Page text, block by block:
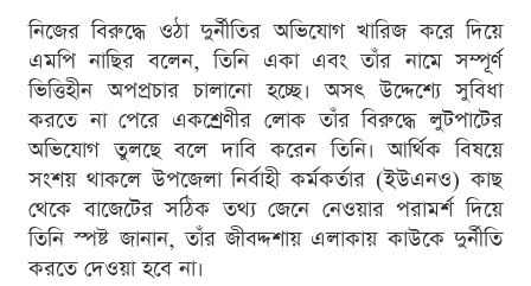
নিজের বিরুদ্ধে ওঠা দুর্নীতির অভিযোগ খারিজ করে দিয়ে
এমপি নাছির বলেন, তিনি একা এবং তাঁর নামে সম্পূর্ণ
ভিত্তিহীন অপপ্রচার চালানো হচ্ছে। অসৎ উদ্দেশ্যে সুবিধা
করতে না পেরে একশ্রেণীর লোক তাঁর বিরুদ্ধে লুটপাটের
অভিযোগ তুলছে বলে দাবি করেন তিনি। আর্থিক বিষয়ে
সংশয় থাকলে উপজেলা নির্বাহী কর্মকর্তার (ইউএনও) কাছ
থেকে বাজেটের সঠিক তথ্য জেনে নেওয়ার পরামর্শ দিয়ে
তিনি স্পষ্ট জানান, তাঁর জীবদ্দশায় এলাকায় কাউকে দুর্নীতি
করতে দেওয়া হবে না।